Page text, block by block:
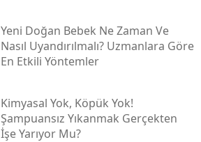
Yeni Doğan Bebek Ne Zaman Ve
Nasıl Uyandırılmalı? Uzmanlara Göre
En Etkili Yöntemler
Kimyasal Yok, Köpük Yok!
Şampuansız Yıkanmak Gerçekten
İşe Yarıyor Mu?